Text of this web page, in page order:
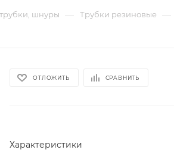
шнуры — Трубки резиновые —
ОТЛОЖИТЬ СРАВНИТЬ
Характеристики